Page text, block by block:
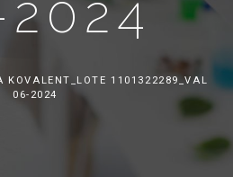
KOVALENT_LOTE 1101322289_VAL
06-2024